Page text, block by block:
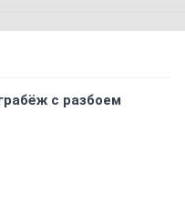
с разбоем